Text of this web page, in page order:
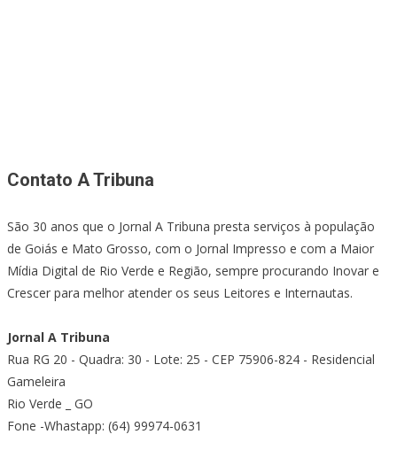
Contato A Tribuna
São 30 anos que o Jornal A Tribuna presta serviços à população
de Goiás e Mato Grosso, com o Jornal Impresso e com a Maior
Mídia Digital de Rio Verde e Região, sempre procurando Inovar e
Crescer para melhor atender os seus Leitores e Internautas.
Jornal A Tribuna
Rua RG 20 - Quadra: 30 - Lote: 25 - CEP 75906-824 - Residencial
Gameleira
Rio Verde _ GO
Fone -Whastapp: (64) 99974-0631